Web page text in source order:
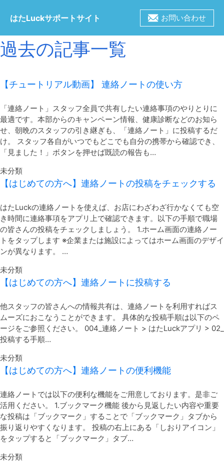
はたLuckサポートサイト お問い合わせ
過去の記事一覧
【チュートリアル動画】 連絡ノートの使い方
「連絡ノート」スタッフ全員で共有したい連絡事項のやりとりに
最適です。本部からのキャンペーン情報、健康診断などのお知ら
せ、朝晩のスタッフの引き継ぎも、「連絡ノート」に投稿するだ
け。 スタッフ各自がいつでもどこでも自分の携帯から確認でき、
「見ました！」ボタンを押せば既読の報告も…
未分類
【はじめての方へ】連絡ノートの投稿をチェックする
はたLuckの連絡ノートを使えば、お店にわざわざ行かなくても空
き時間に連絡事項をアプリ上で確認できます。以下の手順で職場
の皆さんの投稿をチェックしましょう。 1.ホーム画面の連絡ノー
トをタップします ※企業または施設によってはホーム画面のデザイ
ンが異なります。 …
未分類
【はじめての方へ】連絡ノートに投稿する
他スタッフの皆さんへの情報共有は、連絡ノートを利用すればス
ムーズにおこなうことができます。 具体的な投稿手順は以下のペ
ージをご参照ください。 004_連絡ノート > はたLuckアプリ > 02_
投稿する手順…
未分類
【はじめての方へ】連絡ノートの便利機能
連絡ノートでは以下の便利な機能をご用意しております。是非ご
活用ください。 1.ブックマーク機能 後から見返したい内容や重要
な投稿は「ブックマーク」することで「ブックマーク」タブから
振り返りやすくなります。 投稿の右上にある「しおりアイコン」
をタップすると「ブックマーク」タブ…
未分類